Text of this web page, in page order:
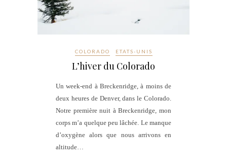
COLORADO ETATS-UNIS
L’hiver du Colorado
Un week-end à Breckenridge, à moins de
deux heures de Denver, dans le Colorado.
Notre première nuit à Breckenridge, mon
corps m’a quelque peu lâchée. Le manque
d’oxygène alors que nous arrivons en
altitude…